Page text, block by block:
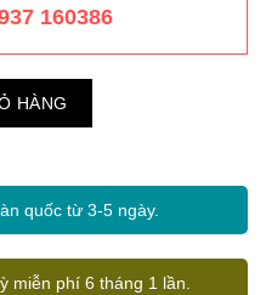
160386
HÀNG
quốc từ 3-5 ngày.
miễn phí 6 tháng 1 lần.